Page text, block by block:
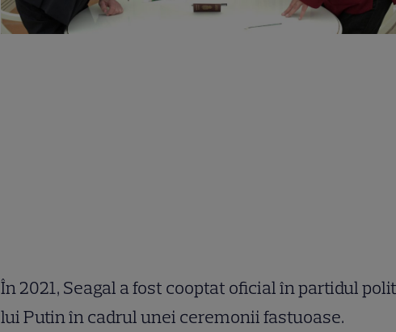
În 2021, Seagal a fost cooptat oficial în partidul
lui Putin în cadrul unei ceremonii fastuoase.